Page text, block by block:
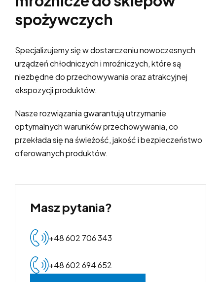
spożywczych
Specjalizujemy się w dostarczeniu nowoczesnych
urządzeń chłodniczych i mroźniczych, które są
niezbędne do przechowywania oraz atrakcyjnej
ekspozycji produktów.
Nasze rozwiązania gwarantują utrzymanie
optymalnych warunków przechowywania, co
przekłada się na świeżość, jakość i bezpieczeństwo
oferowanych produktów.
Masz pytania?
+48 602 706 343
+48 602 694 652